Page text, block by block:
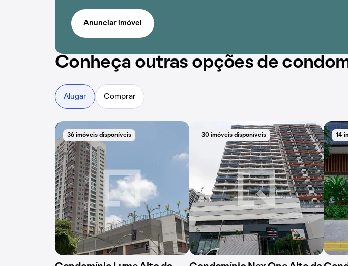
Anunciar imóvel
Conheça outras opções de
Alugar Comprar
36 imóveis disponíveis 30 imóveis disponíveis 14